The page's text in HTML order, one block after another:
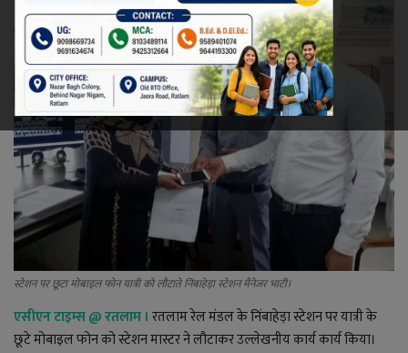
रेलवे
खेल
ज्योतिष
कला-साहित्य
निर्वाचन
धर्म-संस्कृति
करियर
स्टेशन पर छूटा मोबाइल फोन यात्री को लौटाते निंबाहेड़ा स्टेशन मैनेजर भाटी।
एसीएन टाइम्स@रतलाम । रतलाम रेल मंडल के निंबाहेड़ा स्टेशन पर यात्री के
छूटे मोबाइल फोन को स्टेशन मास्टर ने लौटाकर उल्लेखनीय कार्य कार्य किया।